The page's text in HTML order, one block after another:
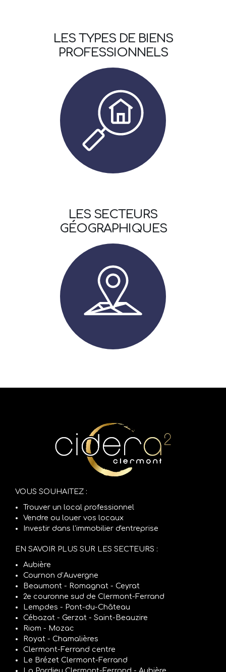
LES TYPES DE BIENS
PROFESSIONNELS
LES SECTEURS
GÉOGRAPHIQUES
VOUS SOUHAITEZ :
Trouver un local professionnel
Vendre ou louer vos locaux
Investir dans l'immobilier d'entreprise
EN SAVOIR PLUS SUR LES SECTEURS :
Aubière
Cournon d’Auvergne
Beaumont - Romagnat - Ceyrat
2e couronne sud de Clermont-Ferrand
Lempdes - Pont-du-Château
Cébazat - Gerzat - Saint-Beauzire
Riom - Mozac
Royat - Chamalières
Clermont-Ferrand centre
Le Brézet Clermont-Ferrand
La Pardieu Clermont-Ferrand - Aubière